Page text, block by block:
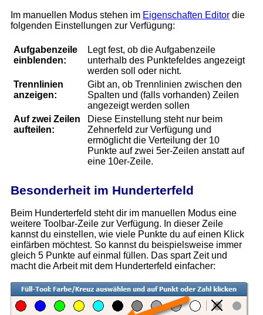
Im manuellen Modus stehen im Eigenschaften Editor die
folgenden Einstellungen zur Verfügung:
Aufgabenzeile
einblenden:
Legt fest, ob die Aufgabenzeile
unterhalb des Punktefeldes angezeigt
werden soll oder nicht.
Trennlinien
anzeigen:
Gibt an, ob Trennlinien zwischen den
Spalten und (falls vorhanden) Zeilen
angezeigt werden sollen
Auf zwei Zeilen
aufteilen:
Diese Einstellung steht nur beim
Zehnerfeld zur Verfügung und
ermöglicht die Verteilung der 10
Punkte auf zwei 5er-Zeilen anstatt auf
eine 10er-Zeile.
Besonderheit im Hunderterfeld
Beim Hunderterfeld steht dir im manuellen Modus eine
weitere Toolbar-Zeile zur Verfügung. In dieser Zeile
kannst du einstellen, wie viele Punkte du auf einen Klick
einfärben möchtest. So kannst du beispielsweise immer
gleich 5 Punkte auf einmal füllen. Das spart Zeit und
macht die Arbeit mit dem Hunderterfeld einfacher: